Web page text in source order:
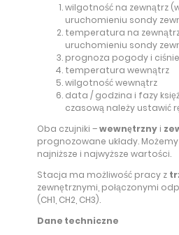
wilgotność na zewnątrz
uruchomieniu sondy
temperatura na
uruchomieniu sondy
prognoza pogody i
temperatura wewnątrz
wilgotność wewnątrz
data / godzina i fazy
czasową należy ustawić
Oba czujniki –wewnętrznyi
prognozowane układy.
najniższe i najwyższe wartości.
Stacja ma możliwość pracy z
zewnętrznymi, połączonymi
(CH1, CH2, CH3).
Dane techniczne